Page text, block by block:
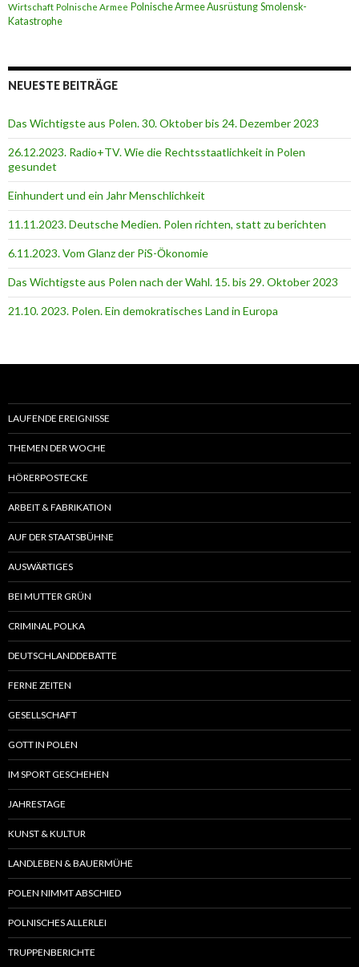
Wirtschaft Polnische Armee Polnische Armee Ausrüstung Smolensk-
Katastrophe
NEUESTE BEITRÄGE
Das Wichtigste aus Polen. 30. Oktober bis 24. Dezember 2023
26.12.2023. Radio+TV. Wie die Rechtsstaatlichkeit in Polen
gesundet
Einhundert und ein Jahr Menschlichkeit
11.11.2023. Deutsche Medien. Polen richten, statt zu berichten
6.11.2023. Vom Glanz der PiS-Ӧkonomie
Das Wichtigste aus Polen nach der Wahl. 15. bis 29. Oktober 2023
21.10. 2023. Polen. Ein demokratisches Land in Europa
LAUFENDE EREIGNISSE
THEMEN DER WOCHE
HÖRERPOSTECKE
ARBEIT & FABRIKATION
AUF DER STAATSBÜHNE
AUSWÄRTIGES
BEI MUTTER GRÜN
CRIMINAL POLKA
DEUTSCHLANDDEBATTE
FERNE ZEITEN
GESELLSCHAFT
GOTT IN POLEN
IM SPORT GESCHEHEN
JAHRESTAGE
KUNST & KULTUR
LANDLEBEN & BAUERMÜHE
POLEN NIMMT ABSCHIED
POLNISCHES ALLERLEI
TRUPPENBERICHTE